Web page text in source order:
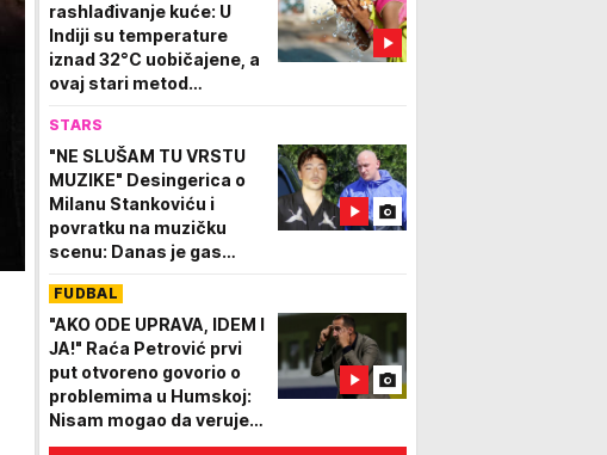
rashlađivanje kuće: U
Indiji su temperature
iznad 32°C uobičajene, a
ovaj stari metod
STARS
"NE SLUŠAM TU VRSTU
MUZIKE" Desingerica o
Milanu Stankoviću i
povratku na muzičku
scenu: Danas je gas
level...
FUDBAL
"AKO ODE UPRAVA, IDEM I
JA!" Raća Petrović prvi
put otvoreno govorio o
problemima u Humskoj:
Nisam mogao da verujem
da se to dešava u